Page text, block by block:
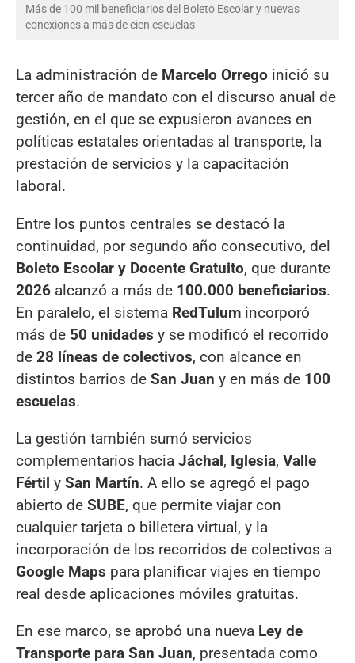
Más de 100 mil beneficiarios del Boleto Escolar y nuevas
conexiones a más de cien escuelas
La administración de Marcelo Orrego inició su
tercer año de mandato con el discurso anual de
gestión, en el que se expusieron avances en
políticas estatales orientadas al transporte, la
prestación de servicios y la capacitación
laboral.
Entre los puntos centrales se destacó la
continuidad, por segundo año consecutivo, del
Boleto Escolar y Docente Gratuito, que durante
2026 alcanzó a más de 100.000 beneficiarios.
En paralelo, el sistema RedTulum incorporó
más de 50 unidades y se modificó el recorrido
de 28 líneas de colectivos, con alcance en
distintos barrios de San Juan y en más de 100
escuelas.
La gestión también sumó servicios
complementarios hacia Jáchal, Iglesia, Valle
Fértil y San Martín. A ello se agregó el pago
abierto de SUBE, que permite viajar con
cualquier tarjeta o billetera virtual, y la
incorporación de los recorridos de colectivos a
Google Maps para planificar viajes en tiempo
real desde aplicaciones móviles gratuitas.
En ese marco, se aprobó una nueva Ley de
Transporte para San Juan, presentada como